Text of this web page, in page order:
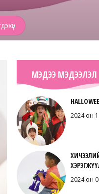
МЭДЭЭ МЭДЭЭЛЭЛ
2024 он
2024 он